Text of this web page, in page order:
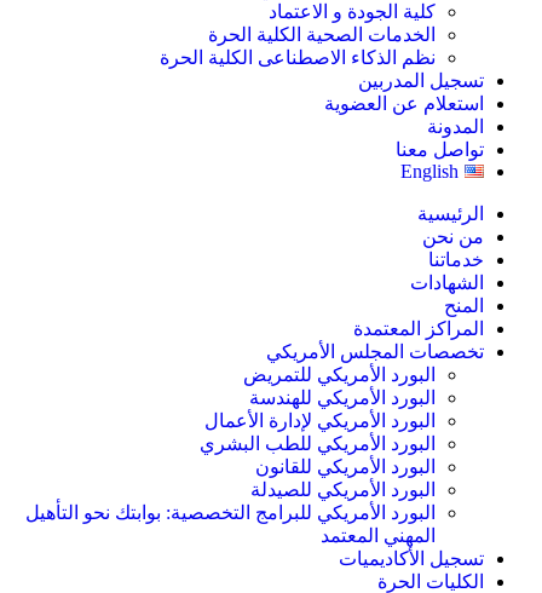
كلية الجودة و الاعتماد
الخدمات الصحية الكلية الحرة
نظم الذكاء الاصطناعى الكلية الحرة
تسجيل المدربين
استعلام عن العضوية
المدونة
تواصل معنا
English
الرئيسية
من نحن
خدماتنا
الشهادات
المنح
المراكز المعتمدة
تخصصات المجلس الأمريكي
البورد الأمريكي للتمريض
البورد الأمريكي للهندسة
البورد الأمريكي لإدارة الأعمال
البورد الأمريكي للطب البشري
البورد الأمريكي للقانون
البورد الأمريكي للصيدلة
البورد الأمريكي للبرامج التخصصية: بوابتك نحو التأهيل
المهني المعتمد
تسجيل الأكاديميات
الكليات الحرة